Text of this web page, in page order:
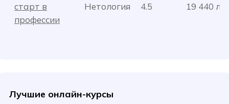
старт в
профессии
Нетология 4.5 19 440
Лучшие онлайн-курсы